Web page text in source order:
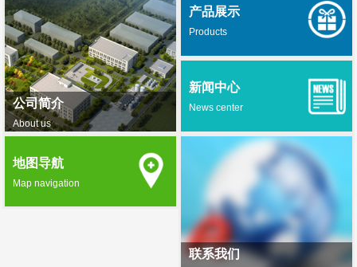
公司简介
About us
产品展示
Products
新闻中心
News center
联系我们
地图导航
Map navigation